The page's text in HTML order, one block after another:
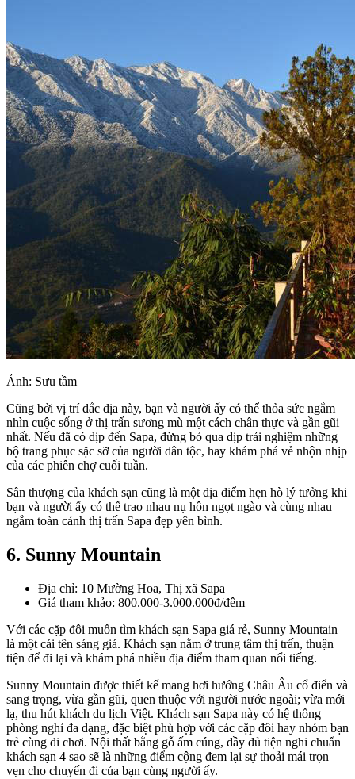
Ảnh: Sưu tầm
Cũng bởi vị trí đắc địa này, bạn và người ấy có thể thỏa sức ngắm
nhìn cuộc sống ở thị trấn sương mù một cách chân thực và gần gũi
nhất. Nếu đã có dịp đến Sapa, đừng bỏ qua dịp trải nghiệm những
bộ trang phục sặc sỡ của người dân tộc, hay khám phá vẻ nhộn nhịp
của các phiên chợ cuối tuần.
Sân thượng của khách sạn cũng là một địa điểm hẹn hò lý tưởng khi
bạn và người ấy có thể trao nhau nụ hôn ngọt ngào và cùng nhau
ngắm toàn cảnh thị trấn Sapa đẹp yên bình.
6. Sunny Mountain
Địa chỉ: 10 Mường Hoa, Thị xã Sapa
Giá tham khảo: 800.000-3.000.000đ/đêm
Với các cặp đôi muốn tìm khách sạn Sapa giá rẻ, Sunny Mountain
là một cái tên sáng giá. Khách sạn nằm ở trung tâm thị trấn, thuận
tiện để đi lại và khám phá nhiều địa điểm tham quan nổi tiếng.
Sunny Mountain được thiết kế mang hơi hướng Châu Âu cổ điển và
sang trọng, vừa gần gũi, quen thuộc với người nước ngoài; vừa mới
lạ, thu hút khách du lịch Việt. Khách sạn Sapa này có hệ thống
phòng nghỉ đa dạng, đặc biệt phù hợp với các cặp đôi hay nhóm bạn
trẻ cùng đi chơi. Nội thất bằng gỗ ấm cúng, đầy đủ tiện nghi chuẩn
khách sạn 4 sao sẽ là những điểm cộng đem lại sự thoải mái trọn
vẹn cho chuyến đi của bạn cùng người ấy.